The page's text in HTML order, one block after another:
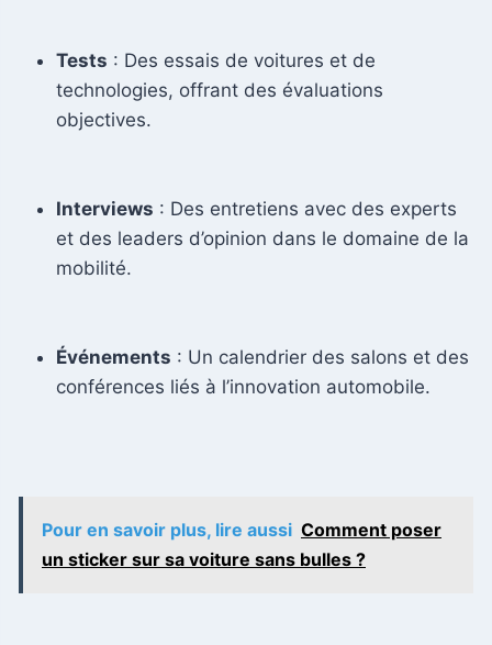
Tests : Des essais de voitures et de
technologies, offrant des évaluations
objectives.
Interviews : Des entretiens avec des experts
et des leaders d’opinion dans le domaine de la
mobilité.
Événements : Un calendrier des salons et des
conférences liés à l’innovation automobile.
Pour en savoir plus, lire aussi Comment poser
un sticker sur sa voiture sans bulles ?